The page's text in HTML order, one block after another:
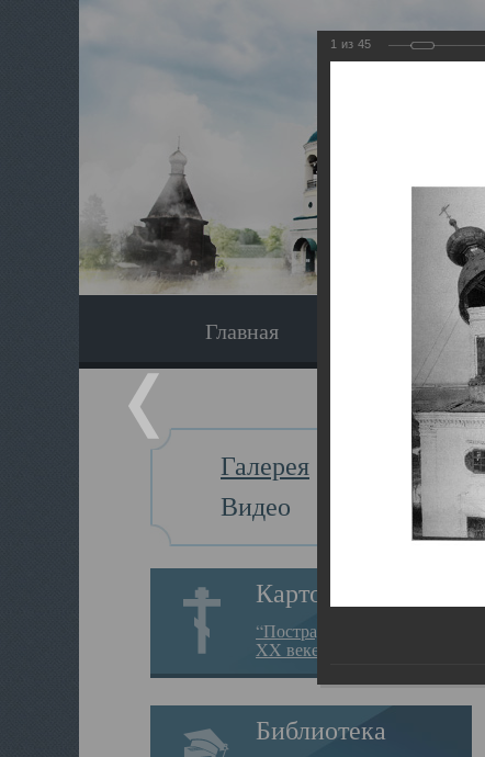
Главная Экскурсия
Галерея
Видео
Картотека
“Пострадавшие за веру в
XX веке на Севере”
Библиотека
1 из 45